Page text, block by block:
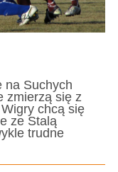
na Suchych
zmierzą się z
chcą się
ze Stalą
trudne